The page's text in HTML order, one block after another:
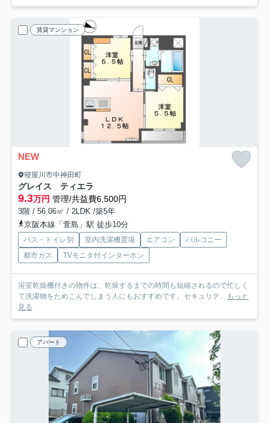
賃貸マンション
NEW
寝屋川市中神田町
グレイス ティエラ
9.3万円 管理/共益費6,500円
3階 / 56.06㎡ / 2LDK /築5年
京阪本線「萱島」駅 徒歩10分
バス・トイレ別 室内洗濯機置場 エアコン
バルコニー
都市ガス
TVモニタ付インターホン
浴室乾燥機付きの物件は、乾燥するまでの時間も短縮されるので忙しく
て洗濯物をためこんでしまう人にもおすすめです。セキュリテ... もっと
見る
アパート